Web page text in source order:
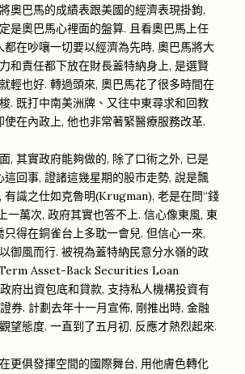
奧巴馬的成績表跟美國的經濟表現掛鉤,
是奧巴馬心裡面的盤算. 且看奧巴馬上任
都在吵嚷一切要以經濟為先時, 奧巴馬將大
和責任都下放在財長蓋特納身上, 是選賢
輕也好. 轉過頭來, 奧巴馬花了很多時間在
. 既打中南美洲牌、又往中東尋求和回教
使在內政上, 他也非常著緊醫療服務改革.
, 其實政府能夠做的, 除了口術之外, 已是
這回事, 證諸這幾星期的股市走勢, 說是飄
有識之仕如克魯明(Krugman), 老是在問“錢
一萬次, 政府其實也答不上. 信心像東風, 東
只得在銅雀台上多耽一會兒. 但信心一來,
御風而行. 被視為蓋特納民意分水嶺的政
Asset-Back Securities Loan
府出資包底和貸款, 支持私人機構投資有
券. 計劃去年十一月宣佈, 剛推出時, 金融
望態度. 一直到了五月初, 反應才熱烈起來.
更俱發揮空間的國際舞台, 用他膚色轉化